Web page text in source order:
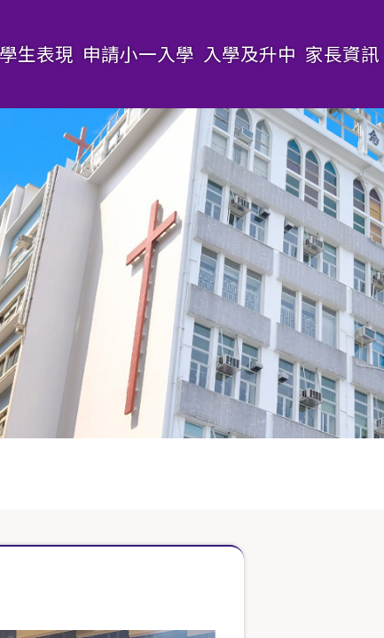
學生表現 申請小一入學 入學及升中 家長資訊